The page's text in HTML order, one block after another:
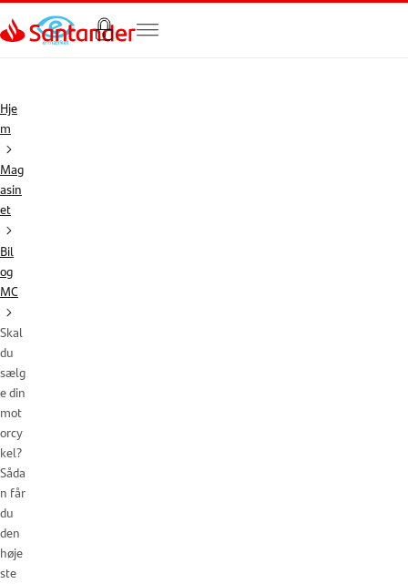
Gå til hovedindholdet
Hje
m
Mag
asin
et
Bil
og
MC
Skal
du
sælg
e din
mot
orcy
kel?
Såda
n får
du
den
høje
ste